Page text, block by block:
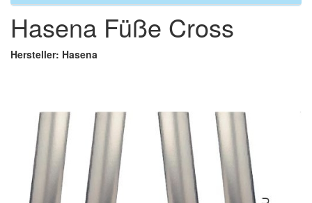
Hasena Füße Cross
Hersteller: Hasena